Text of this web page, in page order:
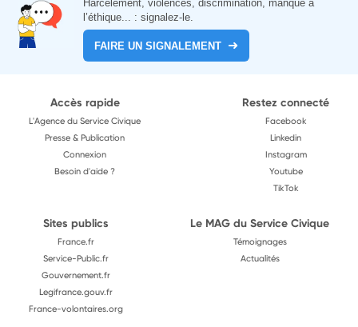
Harcèlement, violences, discrimination, manque à
l’éthique... : signalez-le.
FAIRE UN SIGNALEMENT
Accès rapide
L'Agence du Service Civique
Presse & Publication
Connexion
Besoin d'aide ?
Restez connecté
Facebook
Linkedin
Instagram
Youtube
TikTok
Sites publics
France.fr
Service-Public.fr
Gouvernement.fr
Legifrance.gouv.fr
France-volontaires.org
Le MAG du Service Civique
Témoignages
Actualités